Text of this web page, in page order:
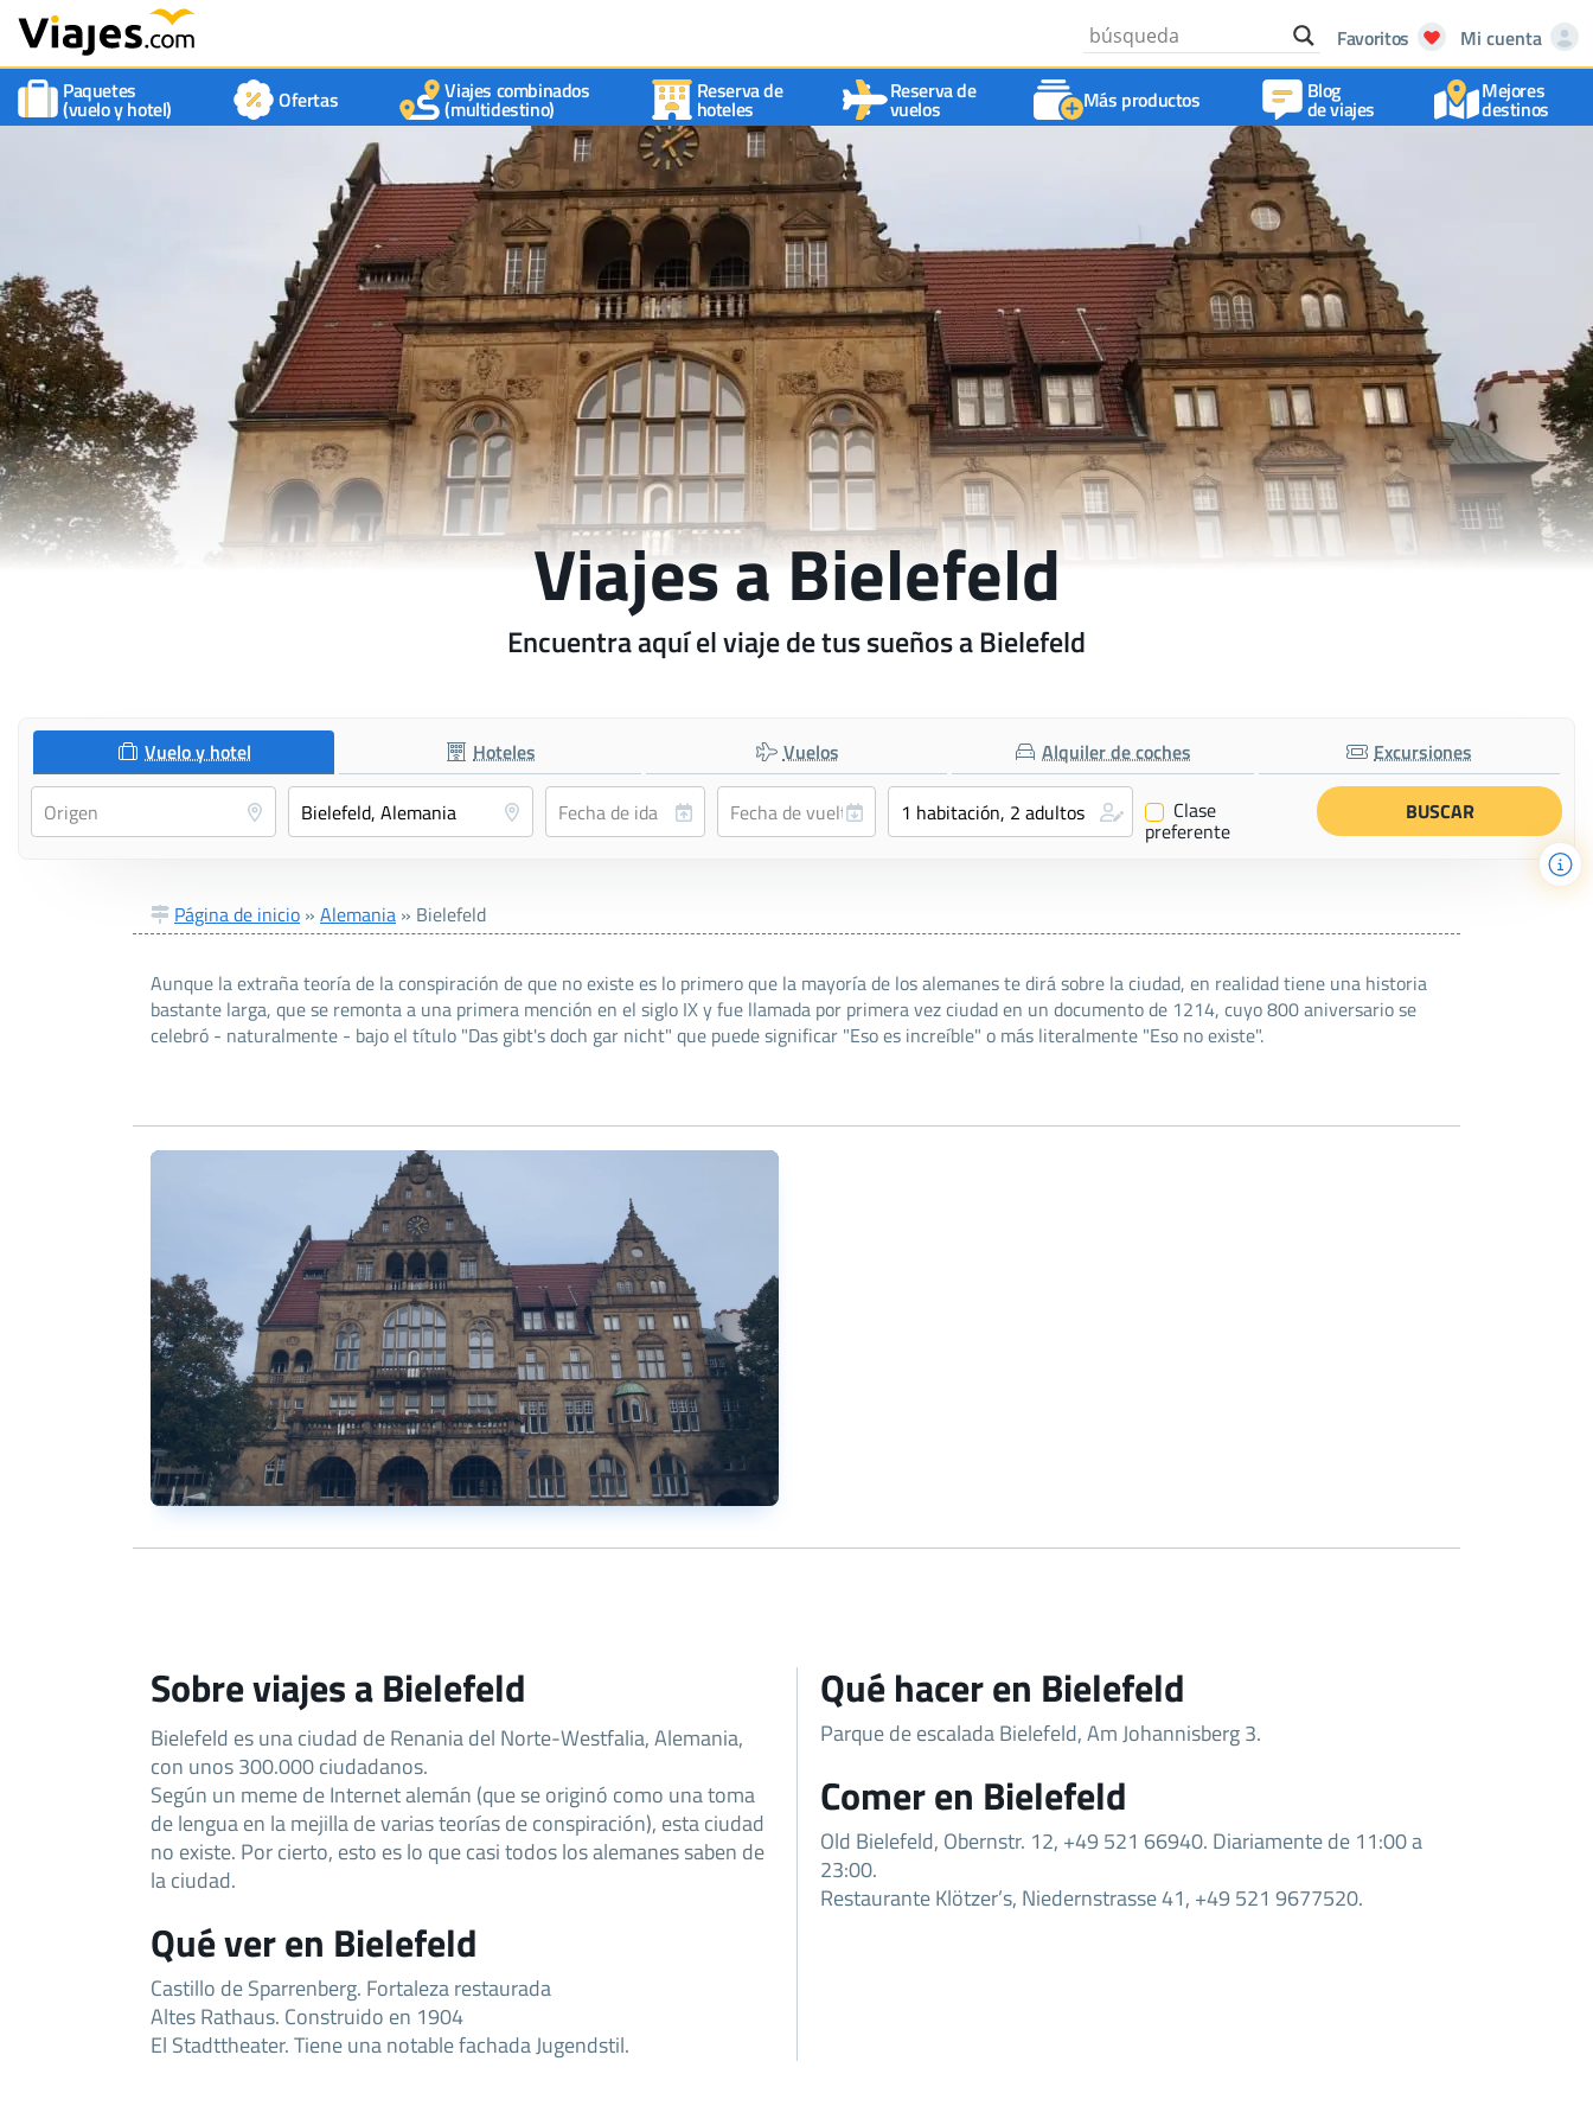
Favoritos
Mi cuenta
Paquetes
(vuelo y hotel) Ofertas Viajes combinados
(multidestino)
Reserva de
hoteles
Reserva de
vuelos Más productos Blog
de viajes
Mejores
destinos
Viajes a Bielefeld
Encuentra aquí el viaje de tus sueños a Bielefeld
Vuelo y hotel Hoteles Vuelos Alquiler de coches Excursiones
✔ Clase
preferente
Página de inicio » Alemania » Bielefeld
Aunque la extraña teoría de la conspiración de que no existe es lo primero que la mayoría de los alemanes te dirá sobre la ciudad, en realidad tiene una historia
bastante larga, que se remonta a una primera mención en el siglo IX y fue llamada por primera vez ciudad en un documento de 1214, cuyo 800 aniversario se
celebró - naturalmente - bajo el título "Das gibt's doch gar nicht" que puede significar "Eso es increíble" o más literalmente "Eso no existe".
Sobre viajes a Bielefeld
Bielefeld es una ciudad de Renania del Norte-Westfalia, Alemania,
con unos 300.000 ciudadanos.
Según un meme de Internet alemán (que se originó como una toma
de lengua en la mejilla de varias teorías de conspiración), esta ciudad
no existe. Por cierto, esto es lo que casi todos los alemanes saben de
la ciudad.
Qué ver en Bielefeld
Castillo de Sparrenberg. Fortaleza restaurada
Altes Rathaus. Construido en 1904
El Stadttheater. Tiene una notable fachada Jugendstil.
Qué hacer en Bielefeld
Parque de escalada Bielefeld, Am Johannisberg 3.
Comer en Bielefeld
Old Bielefeld, Obernstr. 12, +49 521 66940. Diariamente de 11:00 a
23:00.
Restaurante Klötzer’s, Niedernstrasse 41, +49 521 9677520.